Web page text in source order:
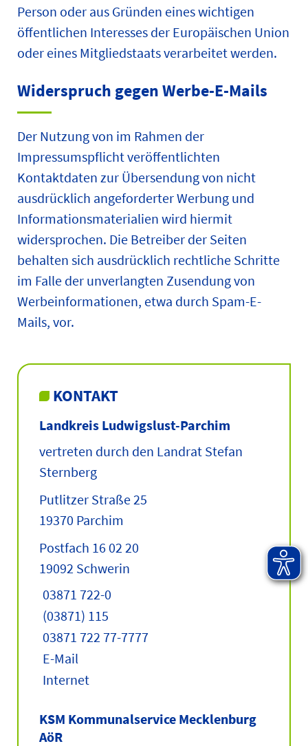
Person oder aus Gründen eines wichtigen
öffentlichen Interesses der Europäischen Union
oder eines Mitgliedstaats verarbeitet werden.
Widerspruch gegen Werbe-E-Mails
Der Nutzung von im Rahmen der
Impressumspflicht veröffentlichten
Kontaktdaten zur Übersendung von nicht
ausdrücklich angeforderter Werbung und
Informationsmaterialien wird hiermit
widersprochen. Die Betreiber der Seiten
behalten sich ausdrücklich rechtliche Schritte
im Falle der unverlangten Zusendung von
Werbeinformationen, etwa durch Spam-E-
Mails, vor.
KONTAKT
Landkreis Ludwigslust-Parchim
vertreten durch den Landrat Stefan
Sternberg
Putlitzer Straße 25
19370 Parchim
Postfach 16 02 20
19092 Schwerin
03871 722-0
(03871) 115
03871 722 77-7777
E-Mail
Internet
KSM Kommunalservice Mecklenburg
AöR